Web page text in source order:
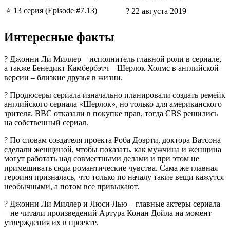
⭐ 13 серия (Episode #7.13)
? 22 августа 2019
Интересные факты
? Джонни Ли Миллер – исполнитель главной роли в сериале,
а также Бенедикт Камбербэтч – Шерлок Холмс в английской
версии – близкие друзья в жизни.
? Продюсеры сериала изначально планировали создать ремейк
английского сериала «Шерлок», но только для американского
зрителя. BBC отказали в покупке прав, тогда CBS решились
на собственный сериал.
? По словам создателя проекта Роба Доэрти, доктора Ватсона
сделали женщиной, чтобы показать, как мужчина и женщина
могут работать над совместными делами и при этом не
примешивать сюда романтические чувства. Сама же главная
героиня призналась, что только по началу такие вещи кажутся
необычными, а потом все привыкают.
? Джонни Ли Миллер и Люси Лью – главные актеры сериала
– не читали произведений Артура Конан Дойла на момент
утверждения их в проекте.